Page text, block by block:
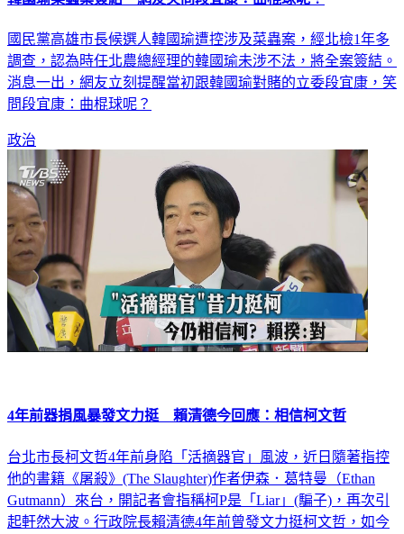
國民黨高雄市長候選人韓國瑜遭控涉及菜蟲案，經北檢1年多
調查，認為時任北農總經理的韓國瑜未涉不法，將全案簽結。
消息一出，網友立刻提醒當初跟韓國瑜對賭的立委段宜康，笑
問段宜康：曲棍球呢？
政治
4年前器捐風暴發文力挺 賴清德今回應：相信柯文哲
台北市長柯文哲4年前身陷「活摘器官」風波，近日隨著指控
他的書籍《屠殺》(The Slaughter)作者伊森．葛特曼（Ethan
Gutmann）來台，開記者會指稱柯P是「Liar」(騙子)，再次引
起軒然大波。行政院長賴清德4年前曾發文力挺柯文哲，如今